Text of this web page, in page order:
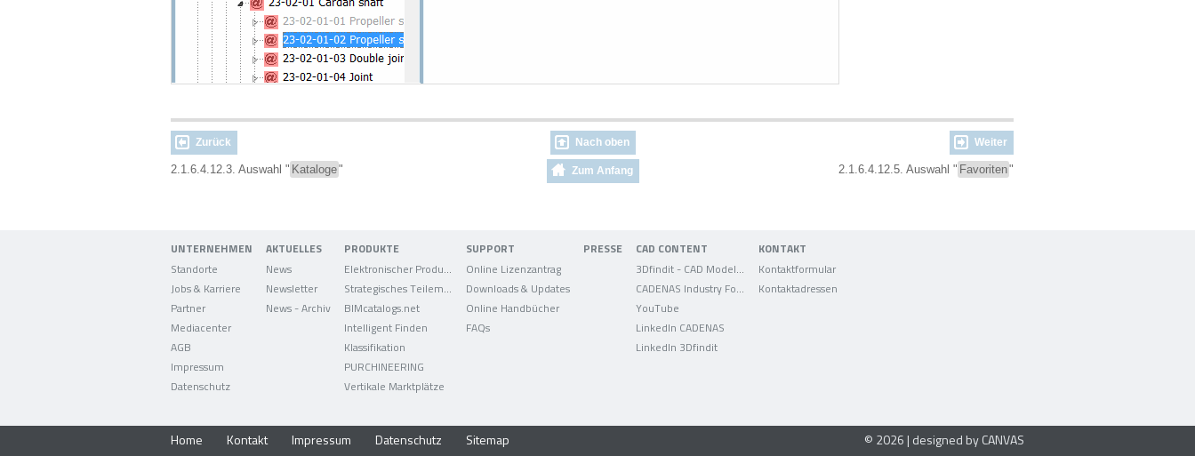
Zurück Nach oben Weiter
2.1.6.4.12.3. Auswahl " Kataloge" Zum Anfang 2.1.6.4.12.5. Auswahl " Favoriten"
UNTERNEHMEN
Standorte
Jobs & Karriere
Partner
Mediacenter
AGB
Impressum
Datenschutz
AKTUELLES
News
Newsletter
News - Archiv
PRODUKTE
BIMcatalogs.net
Intelligent Finden
Klassifikation
PURCHINEERING
Vertikale Marktplätze
SUPPORT
Online Lizenzantrag
Downloads & Updates
Online Handbücher
FAQs
PRESSE CAD CONTENT
YouTube
LinkedIn CADENAS
LinkedIn 3Dfindit
KONTAKT
Kontaktformular
Kontaktadressen
Home Kontakt Impressum Datenschutz Sitemap © 2026 | designed by CANVAS